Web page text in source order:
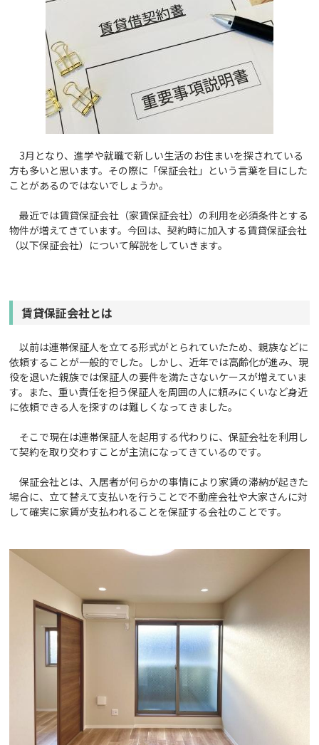
3月となり、進学や就職で新しい生活のお住まいを探されている
方も多いと思います。その際に「保証会社」という言葉を目にした
ことがあるのではないでしょうか。
最近では賃貸保証会社（家賃保証会社）の利用を必須条件とする
物件が増えてきています。今回は、契約時に加入する賃貸保証会社
（以下保証会社）について解説をしていきます。
賃貸保証会社とは
以前は連帯保証人を立てる形式がとられていたため、親族などに
依頼することが一般的でした。しかし、近年では高齢化が進み、現
役を退いた親族では保証人の要件を満たさないケースが増えていま
す。また、重い責任を担う保証人を周囲の人に頼みにくいなど身近
に依頼できる人を探すのは難しくなってきました。
そこで現在は連帯保証人を起用する代わりに、保証会社を利用し
て契約を取り交わすことが主流になってきているのです。
保証会社とは、入居者が何らかの事情により家賃の滞納が起きた
場合に、立て替えて支払いを行うことで不動産会社や大家さんに対
して確実に家賃が支払われることを保証する会社のことです。